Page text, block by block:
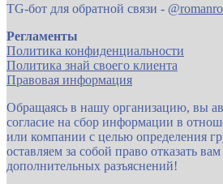
TG-бот для обратной связи -
Регламенты
Политика конфиденциальности
Политика знай своего клиента
Правовая информация
Обращаясь в нашу организацию, вы
согласие на сбор информации в
или компании с целью определения
оставляем за собой право отказать
дополнительных разъяснений!